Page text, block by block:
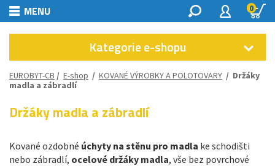
MENU 0
Kategorie e-shopu
EUROBYT-CB / E-shop / KOVANÉ VÝROBKY A POLOTOVARY / Držáky
madla a zábradlí
Držáky madla a zábradlí
Kované ozdobné úchyty na stěnu pro madla ke schodišti
nebo zábradlí, ocelové držáky madla, vše bez povrchové